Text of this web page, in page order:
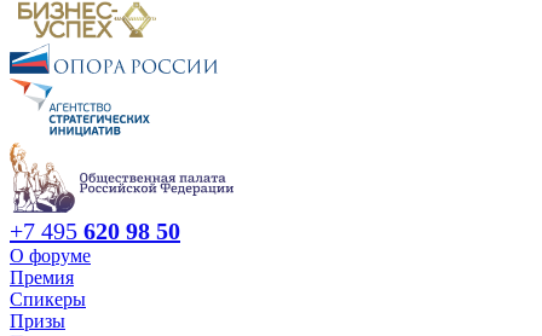
+7 495 620 98 50
О форуме
Премия
Спикеры
Призы